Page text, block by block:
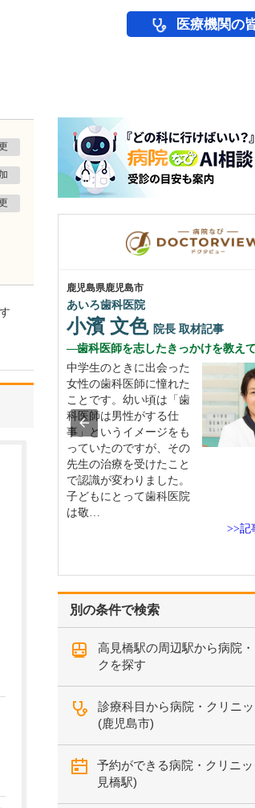
医療機関の
別の条件で検索
高見橋駅の周辺駅から病院
クを探す
診療科目から病院・クリニ
(鹿児島市)
予約ができる病院・クリニ
見橋駅)
鹿児島県鹿児島市
あいろ歯科医院
小濱 文色 院長 取材記事
歯科医師を志したきっかけを教えて
中学生のときに出会った
女性の歯科医師に憧れた
ことです。幼い頃は「歯
科医師は男性がする仕
事」というイメージをも
っていたのですが、その
先生の治療を受けたこと
で認識が変わりました。
子どもにとって歯科医院
は敬…
>>記